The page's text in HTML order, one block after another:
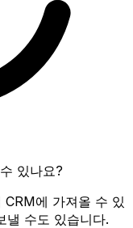
있나요?
에 가져올 수 있
낼 수도 있습니다.